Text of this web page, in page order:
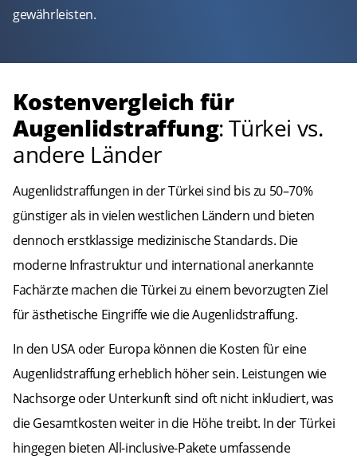
gewährleisten.
Kostenvergleich für
Augenlidstraffung: Türkei vs.
andere Länder
Augenlidstraffungen in der Türkei sind bis zu 50–70%
günstiger als in vielen westlichen Ländern und bieten
dennoch erstklassige medizinische Standards. Die
moderne Infrastruktur und international anerkannte
Fachärzte machen die Türkei zu einem bevorzugten Ziel
für ästhetische Eingriffe wie die Augenlidstraffung.
In den USA oder Europa können die Kosten für eine
Augenlidstraffung erheblich höher sein. Leistungen wie
Nachsorge oder Unterkunft sind oft nicht inkludiert, was
die Gesamtkosten weiter in die Höhe treibt. In der Türkei
hingegen bieten All-inclusive-Pakete umfassende